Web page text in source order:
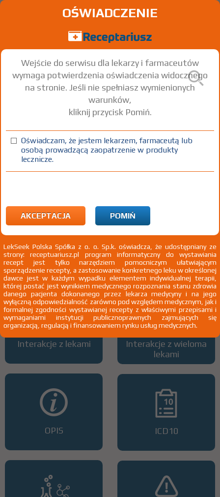
Rupatadine
tabl. 10 mg 30 szt. Doustnie
100%
Wszystkie dawki leku
Interakcje z lekami
OPIS
ATC
Interakcje z wieloma
lekami
ICD10
OŚWIADCZENIE
Wejście do serwisu dla lekarzy i farmaceutów
wymaga potwierdzenia oświadczenia widocznego
na stronie. Jeśli nie spełniasz wymienionych
warunków,
kliknij przycisk Pomiń.
Oświadczam, że jestem lekarzem, farmaceutą lub
osobą prowadzącą zaopatrzenie w produkty
lecznicze.
AKCEPTACJA POMIŃ
LekSeek Polska Spółka z o. o. Sp.k. oświadcza, że udostępniany ze
strony: receptuariusz.pl program informatyczny do wystawiania
recept jest tylko narzędziem pomocniczym ułatwiającym
sporządzenie recepty, a zastosowanie konkretnego leku w określonej
dawce jest w każdym wypadku elementem indywidualnej terapii,
której postać jest wynikiem medycznego rozpoznania stanu zdrowia
danego pacjenta dokonanego przez lekarza medycyny i na jego
wyłączną odpowiedzialność zarówno pod względem medycznym, jak i
formalnej zgodności wystawianej recepty z właściwymi przepisami i
wymaganiami instytucji publicznoprawnych zajmujących się
organizacją, regulacją i finansowaniem rynku usług medycznych.